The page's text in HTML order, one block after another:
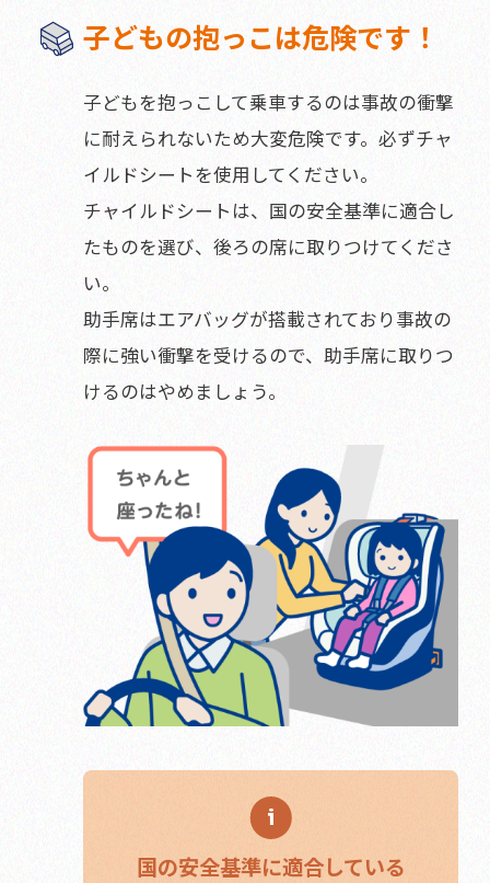
子どもの抱っこは危険です！
子どもを抱っこして乗車するのは事故の衝撃
に耐えられないため大変危険です。必ずチャ
イルドシートを使用してください。
チャイルドシートは、国の安全基準に適合し
たものを選び、後ろの席に取りつけてくださ
い。
助手席はエアバッグが搭載されており事故の
際に強い衝撃を受けるので、助手席に取りつ
けるのはやめましょう。
国の安全基準に適合している